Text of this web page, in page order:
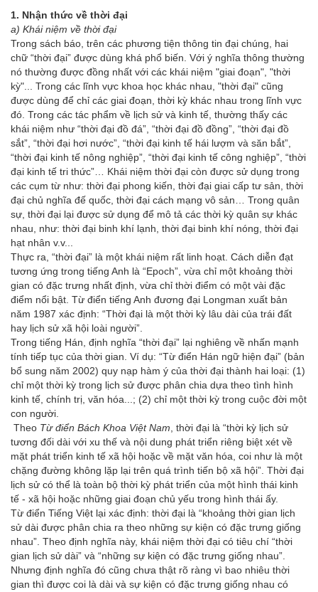
1. Nhận thức về thời đại
a) Khái niệm về thời đại
Trong sách báo, trên các phương tiện thông tin đại chúng, hai
chữ “thời đại” được dùng khá phổ biến. Với ý nghĩa thông thường
nó thường được đồng nhất với các khái niệm "giai đoạn", "thời
kỳ"... Trong các lĩnh vực khoa học khác nhau, "thời đại" cũng
được dùng để chỉ các giai đoạn, thời kỳ khác nhau trong lĩnh vực
đó. Trong các tác phẩm về lịch sử và kinh tế, thường thấy các
khái niệm như “thời đại đồ đá”, “thời đại đồ đồng”, “thời đại đồ
sắt”, “thời đại hơi nước”, “thời đại kinh tế hái lượm và săn bắt”,
“thời đại kinh tế nông nghiệp”, “thời đại kinh tế công nghiệp”, “thời
đại kinh tế tri thức”… Khái niệm thời đại còn được sử dụng trong
các cụm từ như: thời đại phong kiến, thời đại giai cấp tư sản, thời
đại chủ nghĩa đế quốc, thời đại cách mạng vô sản… Trong quân
sự, thời đại lại được sử dụng để mô tả các thời kỳ quân sự khác
nhau, như: thời đại binh khí lạnh, thời đại binh khí nóng, thời đại
hạt nhân v.v...
Thực ra, “thời đại” là một khái niệm rất linh hoạt. Cách diễn đạt
tương ứng trong tiếng Anh là “Epoch”, vừa chỉ một khoảng thời
gian có đặc trưng nhất định, vừa chỉ thời điểm có một vài đặc
điểm nổi bật. Từ điển tiếng Anh đương đại Longman xuất bản
năm 1987 xác định: “Thời đại là một thời kỳ lâu dài của trái đất
hay lịch sử xã hội loài người”.
Trong tiếng Hán, định nghĩa “thời đại” lại nghiêng về nhấn mạnh
tính tiếp tục của thời gian. Ví dụ: “Từ điển Hán ngữ hiện đại” (bản
bổ sung năm 2002) quy nạp hàm ý của thời đại thành hai loại: (1)
chỉ một thời kỳ trong lịch sử được phân chia dựa theo tình hình
kinh tế, chính trị, văn hóa...; (2) chỉ một thời kỳ trong cuộc đời một
con người.
Theo Từ điển Bách Khoa Việt Nam, thời đại là “thời kỳ lịch sử
tương đối dài với xu thế và nội dung phát triển riêng biệt xét về
mặt phát triển kinh tế xã hội hoặc về mặt văn hóa, coi như là một
chặng đường không lặp lại trên quá trình tiến bộ xã hội”. Thời đại
lịch sử có thể là toàn bộ thời kỳ phát triển của một hình thái kinh
tế - xã hội hoặc những giai đoạn chủ yếu trong hình thái ấy.
Từ điển Tiếng Việt lại xác định: thời đại là “khoảng thời gian lịch
sử dài được phân chia ra theo những sự kiện có đặc trưng giống
nhau”. Theo định nghĩa này, khái niệm thời đại có tiêu chí “thời
gian lịch sử dài” và “những sự kiện có đặc trưng giống nhau”.
Nhưng định nghĩa đó cũng chưa thật rõ ràng vì bao nhiêu thời
gian thì được coi là dài và sự kiện có đặc trưng giống nhau có